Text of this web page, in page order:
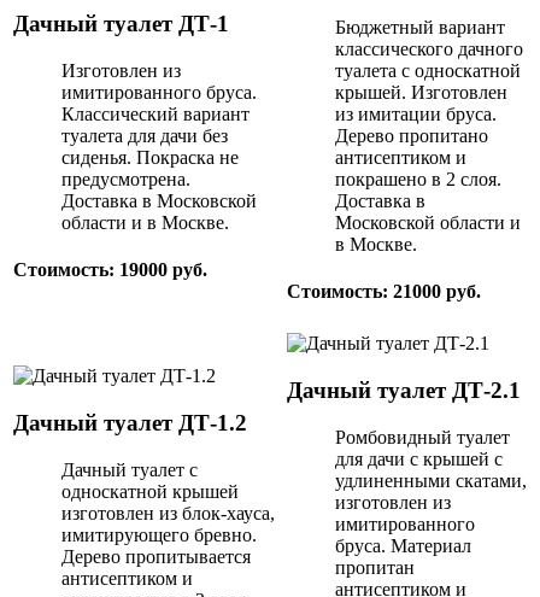
Дачный туалет ДТ-1
Изготовлен из
имитированного бруса.
Классический вариант
туалета для дачи без
сиденья. Покраска не
предусмотрена.
Доставка в Московской
области и в Москве.
Стоимость: 19000 руб.
Бюджетный вариант
классического дачного
туалета с односкатной
крышей. Изготовлен
из имитации бруса.
Дерево пропитано
антисептиком и
покрашено в 2 слоя.
Доставка в
Московской области и
в Москве.
Стоимость: 21000 руб.
Дачный туалет ДТ-1.2
Дачный туалет с
односкатной крышей
изготовлен из блок-хауса,
имитирующего бревно.
Дерево пропитывается
антисептиком и
Дачный туалет ДТ-2.1
Ромбовидный туалет
для дачи с крышей с
удлиненными скатами,
изготовлен из
имитированного
бруса. Материал
пропитан
антисептиком и